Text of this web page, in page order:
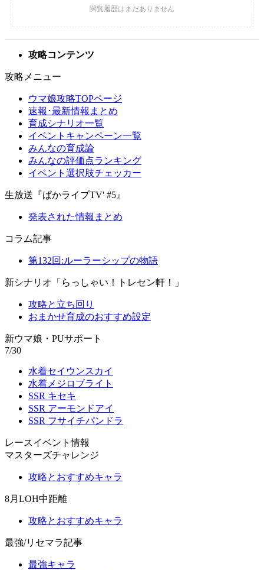
攻略コンテンツ
攻略メニュー
ウマ娘攻略TOPページ
速報･最新情報まとめ
育成シナリオ一覧
イベントキャンペーン一覧
みんなの育成論
みんなの評価点ランキング
イベント選択肢チェッカー
生放送『ぱかライブTV' #5』
発表された情報まとめ
コラム記事
第132回:ルーラーシップの物語
新シナリオ「らっしゃい！トレセン軒！」
攻略と立ち回り
おまかせ育成のおすすめ設定
新ウマ娘・PUサポート
7/30
水着セイウンスカイ
水着メジロブライト
SSR キセキ
SSR アーモンドアイ
SSR フサイチパンドラ
レースイベント情報
マスターズチャレンジ
攻略とおすすめキャラ
8月LOH中距離
攻略とおすすめキャラ
最強/リセマラ記事
最強キャラ